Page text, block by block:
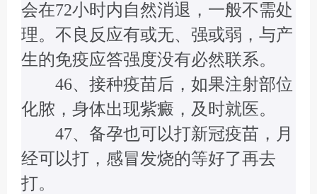
会在72小时内自然消退，一般不需处
理。不良反应有或无、强或弱，与产
生的免疫应答强度没有必然联系。
46、接种疫苗后，如果注射部位
化脓，身体出现紫癜，及时就医。
47、备孕也可以打新冠疫苗，月
经可以打，感冒发烧的等好了再去
打。